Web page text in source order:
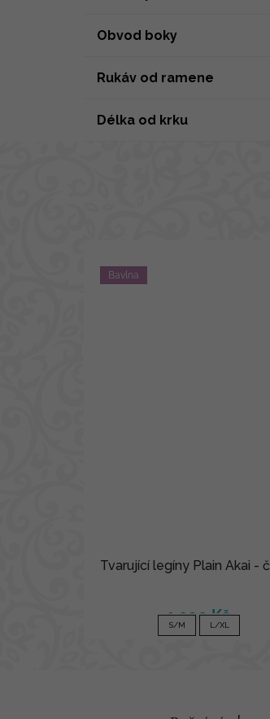
Bavlna
Tvarující legíny Plain Akai -
1 090 Kč
S/M L/XL
Obvod boky
Rukáv od ramene
Délka od krku